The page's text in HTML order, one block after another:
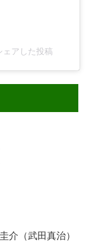
アした投稿
介（武田真治）